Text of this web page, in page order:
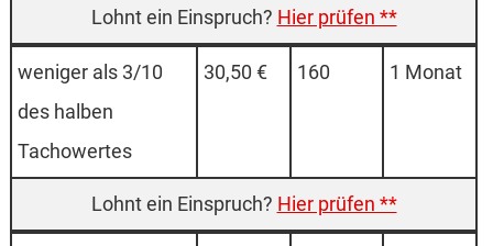
Hier prüfen **
weniger als 3/10
des halben
Tachowertes
30,50 € 160 1 Mo­nat
Hier prüfen **